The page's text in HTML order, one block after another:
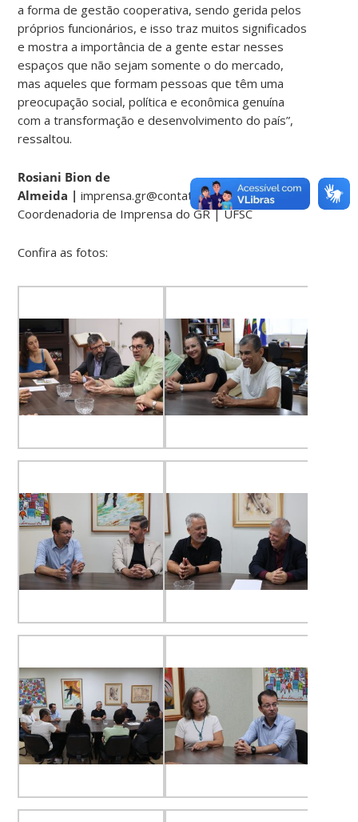
a forma de gestão cooperativa, sendo gerida pelos
próprios funcionários, e isso traz muitos significados
e mostra a importância de a gente estar nesses
espaços que não sejam somente o do mercado,
mas aqueles que formam pessoas que têm uma
preocupação social, política e econômica genuína
com a transformação e desenvolvimento do país”,
ressaltou.
Rosiani Bion de
Almeida |imprensa.gr@contato.ufsc.br
Coordenadoria de Imprensa do GR | UFSC
Confira as fotos: